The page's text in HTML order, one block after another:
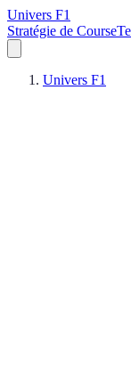
Univers F1
Stratégie de Course
Univers F1